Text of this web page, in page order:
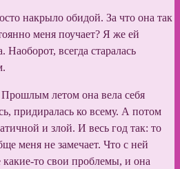
накрыло обидой. За что она так
меня поучает? Я же ей
Наоборот, всегда старалась
летом она вела себя
придиралась ко всему. А потом
и злой. И весь год так: то
меня не замечает. Что с ней
то свои проблемы, и она